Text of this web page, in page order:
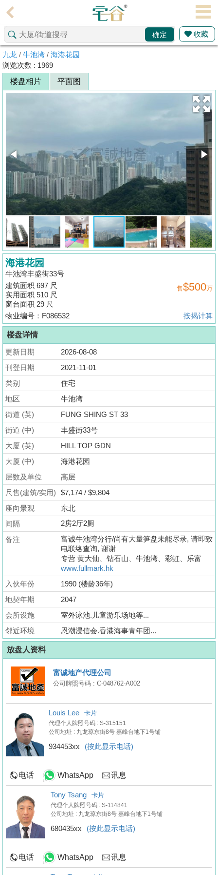
理
主
页
搵
楼/
放
盘
宅
谷
按
揭
地
产
博
客
地
产
新
闻
数
据
公
布
置
业
手
册
关
於
我
们
确定 收藏
九龙 / 牛池湾 / 海港花园
浏览次数 : 1969
楼盘相片
平面图
海港花园
牛池湾丰盛街33号
建筑面积 697 尺
实用面积 510 尺
窗台面积 29 尺
售$500万
物业编号：F086532 按揭计算
楼盘详情
更新日期
2026-08-08
刊登日期
2021-11-01
类别
住宅
地区
牛池湾
街道 (英)
FUNG SHING ST 33
街道 (中)
丰盛街33号
大厦 (英)
HILL TOP GDN
大厦 (中)
海港花园
层数及单位
高层
尺售(建筑/实用)
$7,174 / $9,804
座向景观
东北
间隔
2房2厅2厕
备注
富诚牛池湾分行/尚有大量笋盘未能尽录, 请即致
电联络查询, 谢谢
专营 黄大仙、钻石山、牛池湾、彩虹、乐富
www.fullmark.hk
入伙年份
1990 (楼龄36年)
地契年期
2047
会所设施
室外泳池.儿童游乐场地等...
邻近环境
恩潮浸信会.香港海事青年团...
放盘人资料
富诚地产代理公司
公司牌照号码 : C-048762-A002
Louis Lee 卡片
代理个人牌照号码 : S-315151
公司地址 : 九龙琼东街8号 嘉峰台地下1号铺
934453xx (按此显示电话)
电话 WhatsApp 讯息
Tony Tsang 卡片
代理个人牌照号码 : S-114841
公司地址 : 九龙琼东街8号 嘉峰台地下1号铺
680435xx (按此显示电话)
电话 WhatsApp 讯息